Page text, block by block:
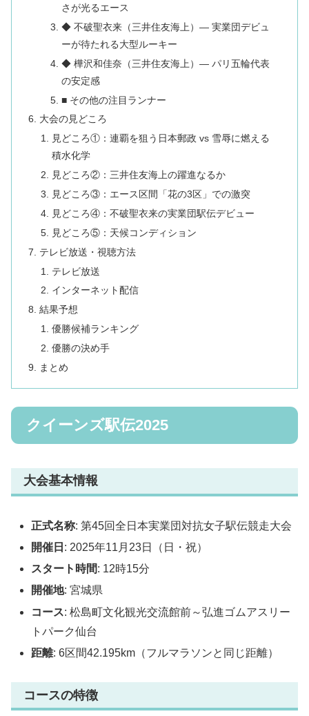
さが光るエース
◆ 不破聖衣来（三井住友海上）— 実業団デビュ
ーが待たれる大型ルーキー
◆ 樺沢和佳奈（三井住友海上）— パリ五輪代表
の安定感
■ その他の注目ランナー
大会の見どころ
見どころ①：連覇を狙う日本郵政 vs 雪辱に燃える
積水化学
見どころ②：三井住友海上の躍進なるか
見どころ③：エース区間「花の3区」での激突
見どころ④：不破聖衣来の実業団駅伝デビュー
見どころ⑤：天候コンディション
テレビ放送・視聴方法
テレビ放送
インターネット配信
結果予想
優勝候補ランキング
優勝の決め手
まとめ
クイーンズ駅伝2025
大会基本情報
正式名称: 第45回全日本実業団対抗女子駅伝競走大会
開催日 : 2025年11月23日（日・祝）
スタート時間: 12時15分
開催地: 宮城県
コース: 松島町文化観光交流館前～弘進ゴムアスリー
トパーク仙台
距離: 6区間42.195km（フルマラソンと同じ距離）
コースの特徴